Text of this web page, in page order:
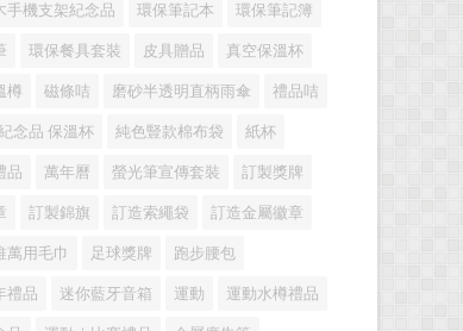
手機支架紀念品 環保筆記本 環保筆記簿
環保餐具套裝 皮具贈品 真空保溫杯
樽 磁條咭 磨砂半透明直柄雨傘 禮品咭
念品 保溫杯 純色豎款棉布袋 紙杯
品 萬年曆 螢光筆宣傳套裝 訂製獎牌
訂製錦旗 訂造索繩袋 訂造金屬徽章
萬用毛巾 足球獎牌 跑步腰包
禮品 迷你藍牙音箱 運動 運動水樽禮品